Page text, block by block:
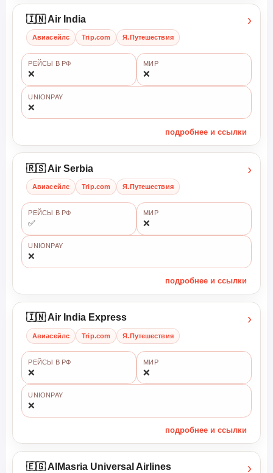
🇮🇳 Air India
Авиасейлс Trip.com Я.Путешествия
›
РЕЙСЫ В РФ
❌
МИР
❌
UNIONPAY
❌
подробнее и ссылки
🇷🇸 Air Serbia
Авиасейлс Trip.com Я.Путешествия
›
РЕЙСЫ В РФ
✅
МИР
❌
UNIONPAY
❌
подробнее и ссылки
🇮🇳 Air India Express
Авиасейлс Trip.com Я.Путешествия
›
РЕЙСЫ В РФ
❌
МИР
❌
UNIONPAY
❌
подробнее и ссылки
🇪🇬 AlMasria Universal Airlines ›